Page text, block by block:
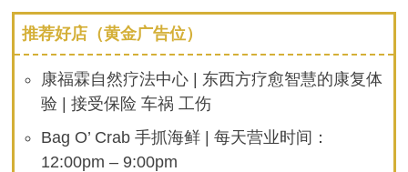
推荐好店（黄金广告位）
康福霖自然疗法中心 | 东西方疗愈智慧的康复体
验 | 接受保险 车祸 工伤
Bag O’ Crab 手抓海鲜 | 每天营业时间：
12:00pm – 9:00pm